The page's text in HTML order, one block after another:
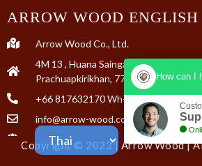
ARROW WOOD ENGLISH
Arrow Wood Co., Ltd.
4M 13 , Huana Saingam rd, Tambol
Prachuapkirikhan, 77110 Thailand
+66 817632170 Wh-A +31 653 895
info@arrow-wood.com
www.arrow-wood.com
Copyright © 2023 | Arrow Wood |
How can I